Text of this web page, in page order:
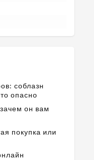
соблазн
опасно
он вам
покупка или